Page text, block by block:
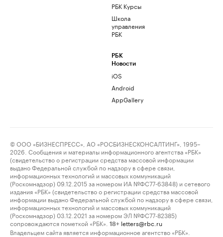
РБК Курсы
Школа
управления
РБК
РБК
Новости
iOS
Android
AppGallery
© ООО «БИЗНЕСПРЕСС», АО «РОСБИЗНЕСКОНСАЛТИНГ», 1995–
2026. Сообщения и материалы информационного агентства «РБК»
(свидетельство о регистрации средства массовой информации
выдано Федеральной службой по надзору в сфере связи,
информационных технологий и массовых коммуникаций
(Роскомнадзор) 09.12.2015 за номером ИА №ФС77-63848) и сетевого
издания «РБК» (свидетельство о регистрации средства массовой
информации выдано Федеральной службой по надзору в сфере связи,
информационных технологий и массовых коммуникаций
(Роскомнадзор) 03.12.2021 за номером ЭЛ №ФС77-82385)
сопровождаются пометкой «РБК».
18+ letters@rbc.ru
Владельцем сайта является информационное агентство «РБК».